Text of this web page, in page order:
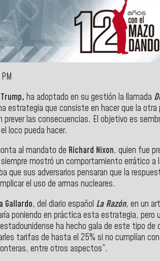
Trump, ha adoptado en su gestión la llamada
estrategia que consiste en hacer que la otra
las consecuencias. El objetivo es
loco pueda hacer.
al mandato de Richard Nixon, quien fue
mostró un comportamiento errático a
que sus adversarios pensaran que la
el uso de armas nucleares.
Gallardo, del diario español La Razón, en un
poniendo en práctica esta estrategia, pero
ha hecho gala de este tipo
tarifas de hasta el 25% si no cumplían
entre otros aspectos”.